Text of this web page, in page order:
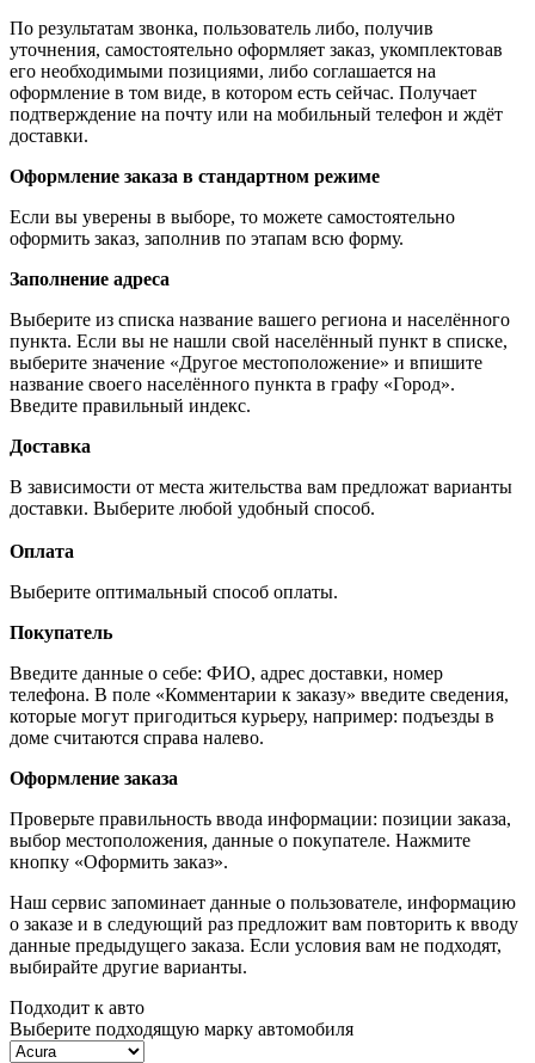
По результатам звонка, пользователь либо, получив
уточнения, самостоятельно оформляет заказ, укомплектовав
его необходимыми позициями, либо соглашается на
оформление в том виде, в котором есть сейчас. Получает
подтверждение на почту или на мобильный телефон и ждёт
доставки.
Оформление заказа в стандартном режиме
Если вы уверены в выборе, то можете самостоятельно
оформить заказ, заполнив по этапам всю форму.
Заполнение адреса
Выберите из списка название вашего региона и населённого
пункта. Если вы не нашли свой населённый пункт в списке,
выберите значение «Другое местоположение» и впишите
название своего населённого пункта в графу «Город».
Введите правильный индекс.
Доставка
В зависимости от места жительства вам предложат варианты
доставки. Выберите любой удобный способ.
Оплата
Выберите оптимальный способ оплаты.
Покупатель
Введите данные о себе: ФИО, адрес доставки, номер
телефона. В поле «Комментарии к заказу» введите сведения,
которые могут пригодиться курьеру, например: подъезды в
доме считаются справа налево.
Оформление заказа
Проверьте правильность ввода информации: позиции заказа,
выбор местоположения, данные о покупателе. Нажмите
кнопку «Оформить заказ».
Наш сервис запоминает данные о пользователе, информацию
о заказе и в следующий раз предложит вам повторить к вводу
данные предыдущего заказа. Если условия вам не подходят,
выбирайте другие варианты.
Подходит к авто
Выберите подходящую марку автомобиля